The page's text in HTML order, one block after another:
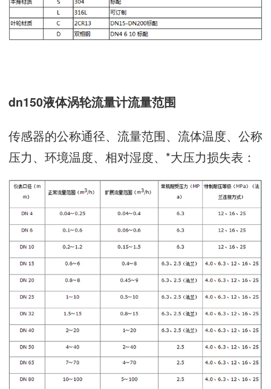
dn150液体涡轮流量计流量范围
传感器的公称通径、流量范围、流体温度、公称
压力、环境温度、相对湿度、*大压力损失表：